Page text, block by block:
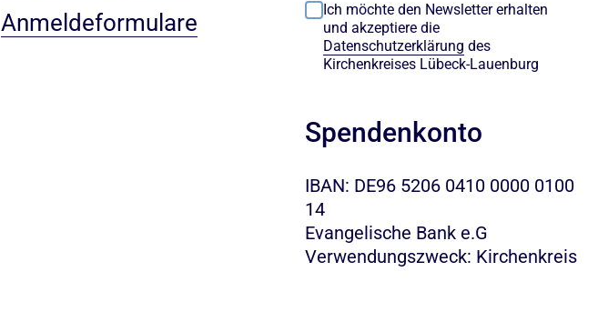
Anmeldeformulare
Ich möchte den Newsletter erhalten
und akzeptiere die
Datenschutzerklärung des
Kirchenkreises Lübeck-Lauenburg
Spendenkonto
IBAN: DE96 5206 0410 0000 0100
14
Evangelische Bank e.G
Verwendungszweck: Kirchenkreis